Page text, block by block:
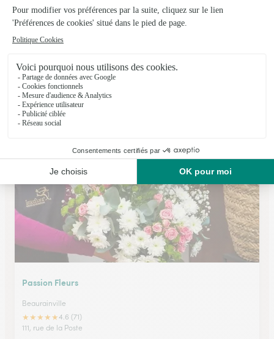
Aux Fleurs de Nice
Hesdin
★★★ ★★4.6 (201)
Voir la boutique
Passion Fleurs
Beaurainville
★★★★★4.6 (71)
111, rue de la Poste